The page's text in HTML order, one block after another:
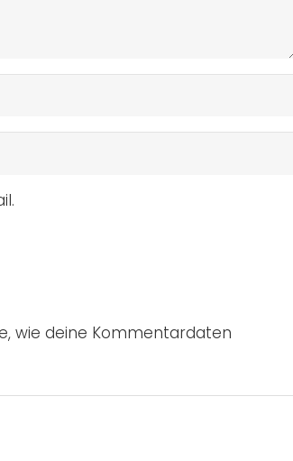
wie deine Kommentardaten